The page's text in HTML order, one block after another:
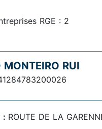
RGE : 2
MONTEIRO RUI
: ROUTE DE LA